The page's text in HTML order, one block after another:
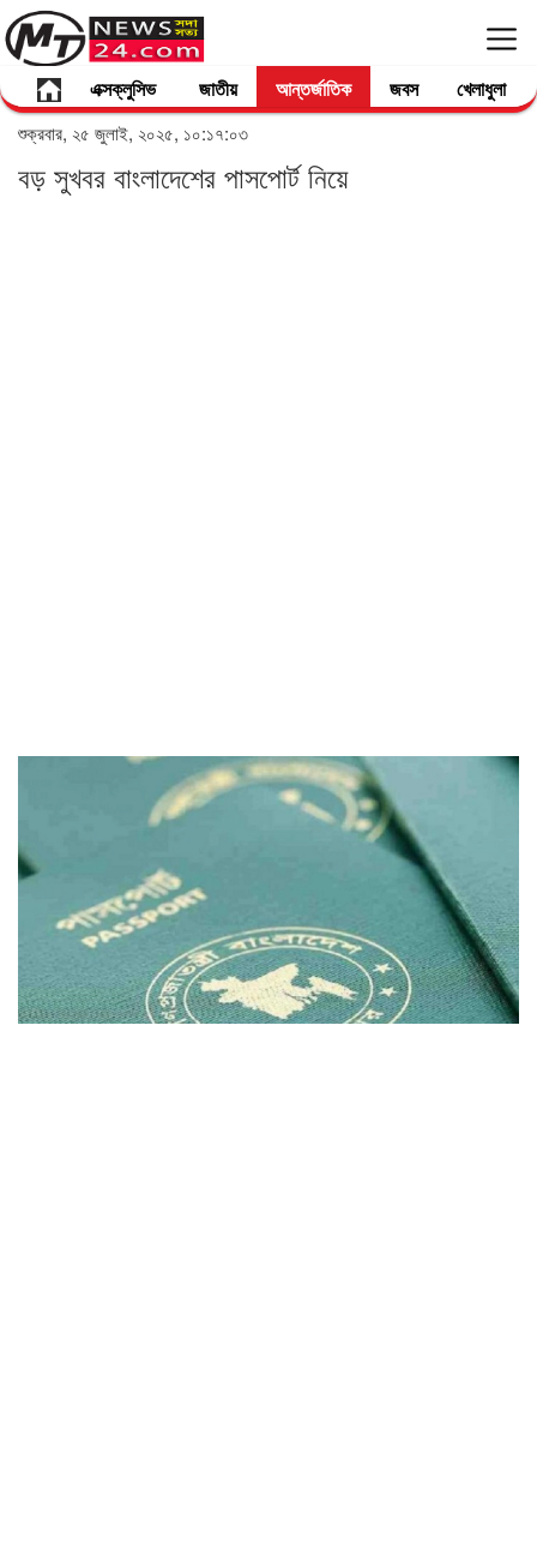
এক্সক্লুসিভ জাতীয় আন্তর্জাতিক জবস খেলাধুলা
শুক্রবার, ২৫ জুলাই, ২০২৫, ১০:১৭:০৩
বড় সুখবর বাংলাদেশের পাসপোর্ট নিয়ে